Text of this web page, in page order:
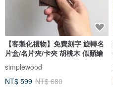
【客製化禮物】免費刻字 旋轉名
片盒/名片夾/卡夾 胡桃木 似顏繪
simplewood
NT$ 599 NT$ 680